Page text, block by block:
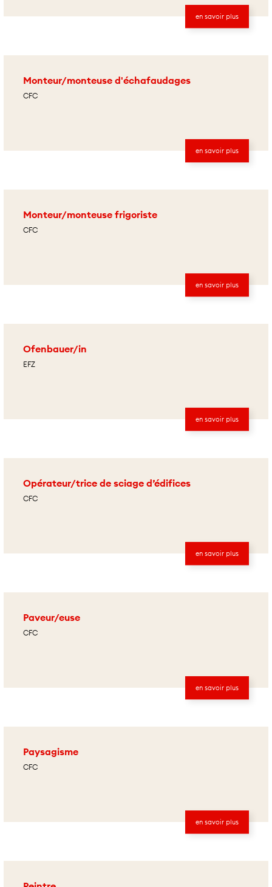
en savoir plus
Monteur/monteuse d'échafaudages
CFC
en savoir plus
Monteur/monteuse frigoriste
CFC
en savoir plus
Ofenbauer/in
EFZ
en savoir plus
Opérateur/trice de sciage d’édifices
CFC
en savoir plus
Paveur/euse
CFC
en savoir plus
Paysagisme
CFC
en savoir plus